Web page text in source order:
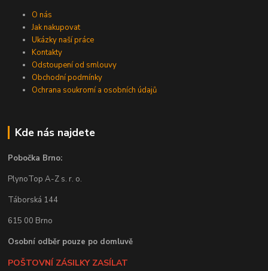
O nás
Jak nakupovat
Ukázky naší práce
Kontakty
Odstoupení od smlouvy
Obchodní podmínky
Ochrana soukromí a osobních údajů
Kde nás najdete
Pobočka Brno:
PlynoTop A-Z s. r. o.
Táborská 144
615 00 Brno
Osobní odběr pouze po domluvě
POŠTOVNÍ ZÁSILKY ZASÍLAT